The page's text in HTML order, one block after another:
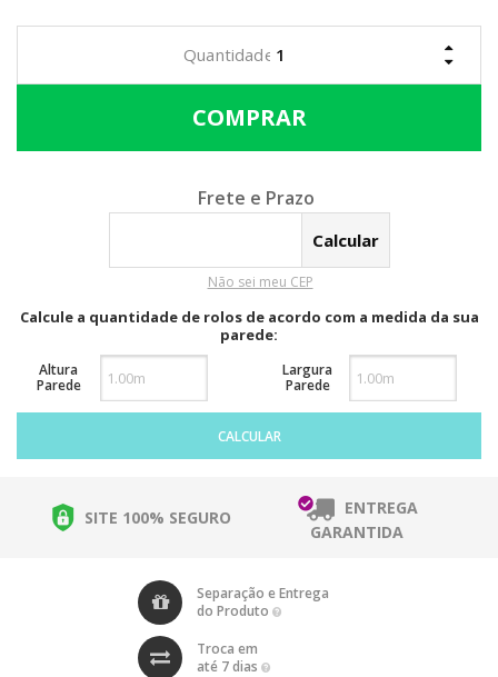
Calcular o Frete
Não sei meu CEP
Calcule a quantidade de rolos de acordo com a medida da sua
parede:
Altura
Parede
Largura
Parede
CALCULAR
SITE 100% SEGURO
ENTREGA
GARANTIDA
Separação e Entrega
do Produto
Troca em
até 7 dias